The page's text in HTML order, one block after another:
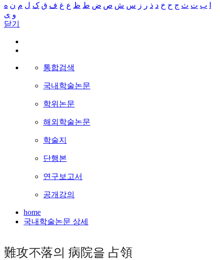
ب ت ث ج ح خ د ذ ر ز س ش ص ض ط ظ ع غ ف ق ک ل م ن ه
و ی
닫기
통합검색
국내학술논문
학위논문
해외학술논문
학술지
단행본
연구보고서
공개강의
home
국내학술논문 상세
難攻不落의 病院을 占領